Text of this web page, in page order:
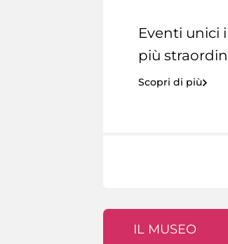
Eventi unici
più
Scopri di più
IL MUSEO